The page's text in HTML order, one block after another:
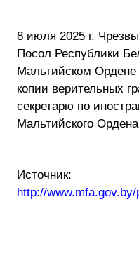
8 июля 2025 г.
Посол Республики
Мальтийском
копии верительных
секретарю по
Мальтийского
Источник:
http://